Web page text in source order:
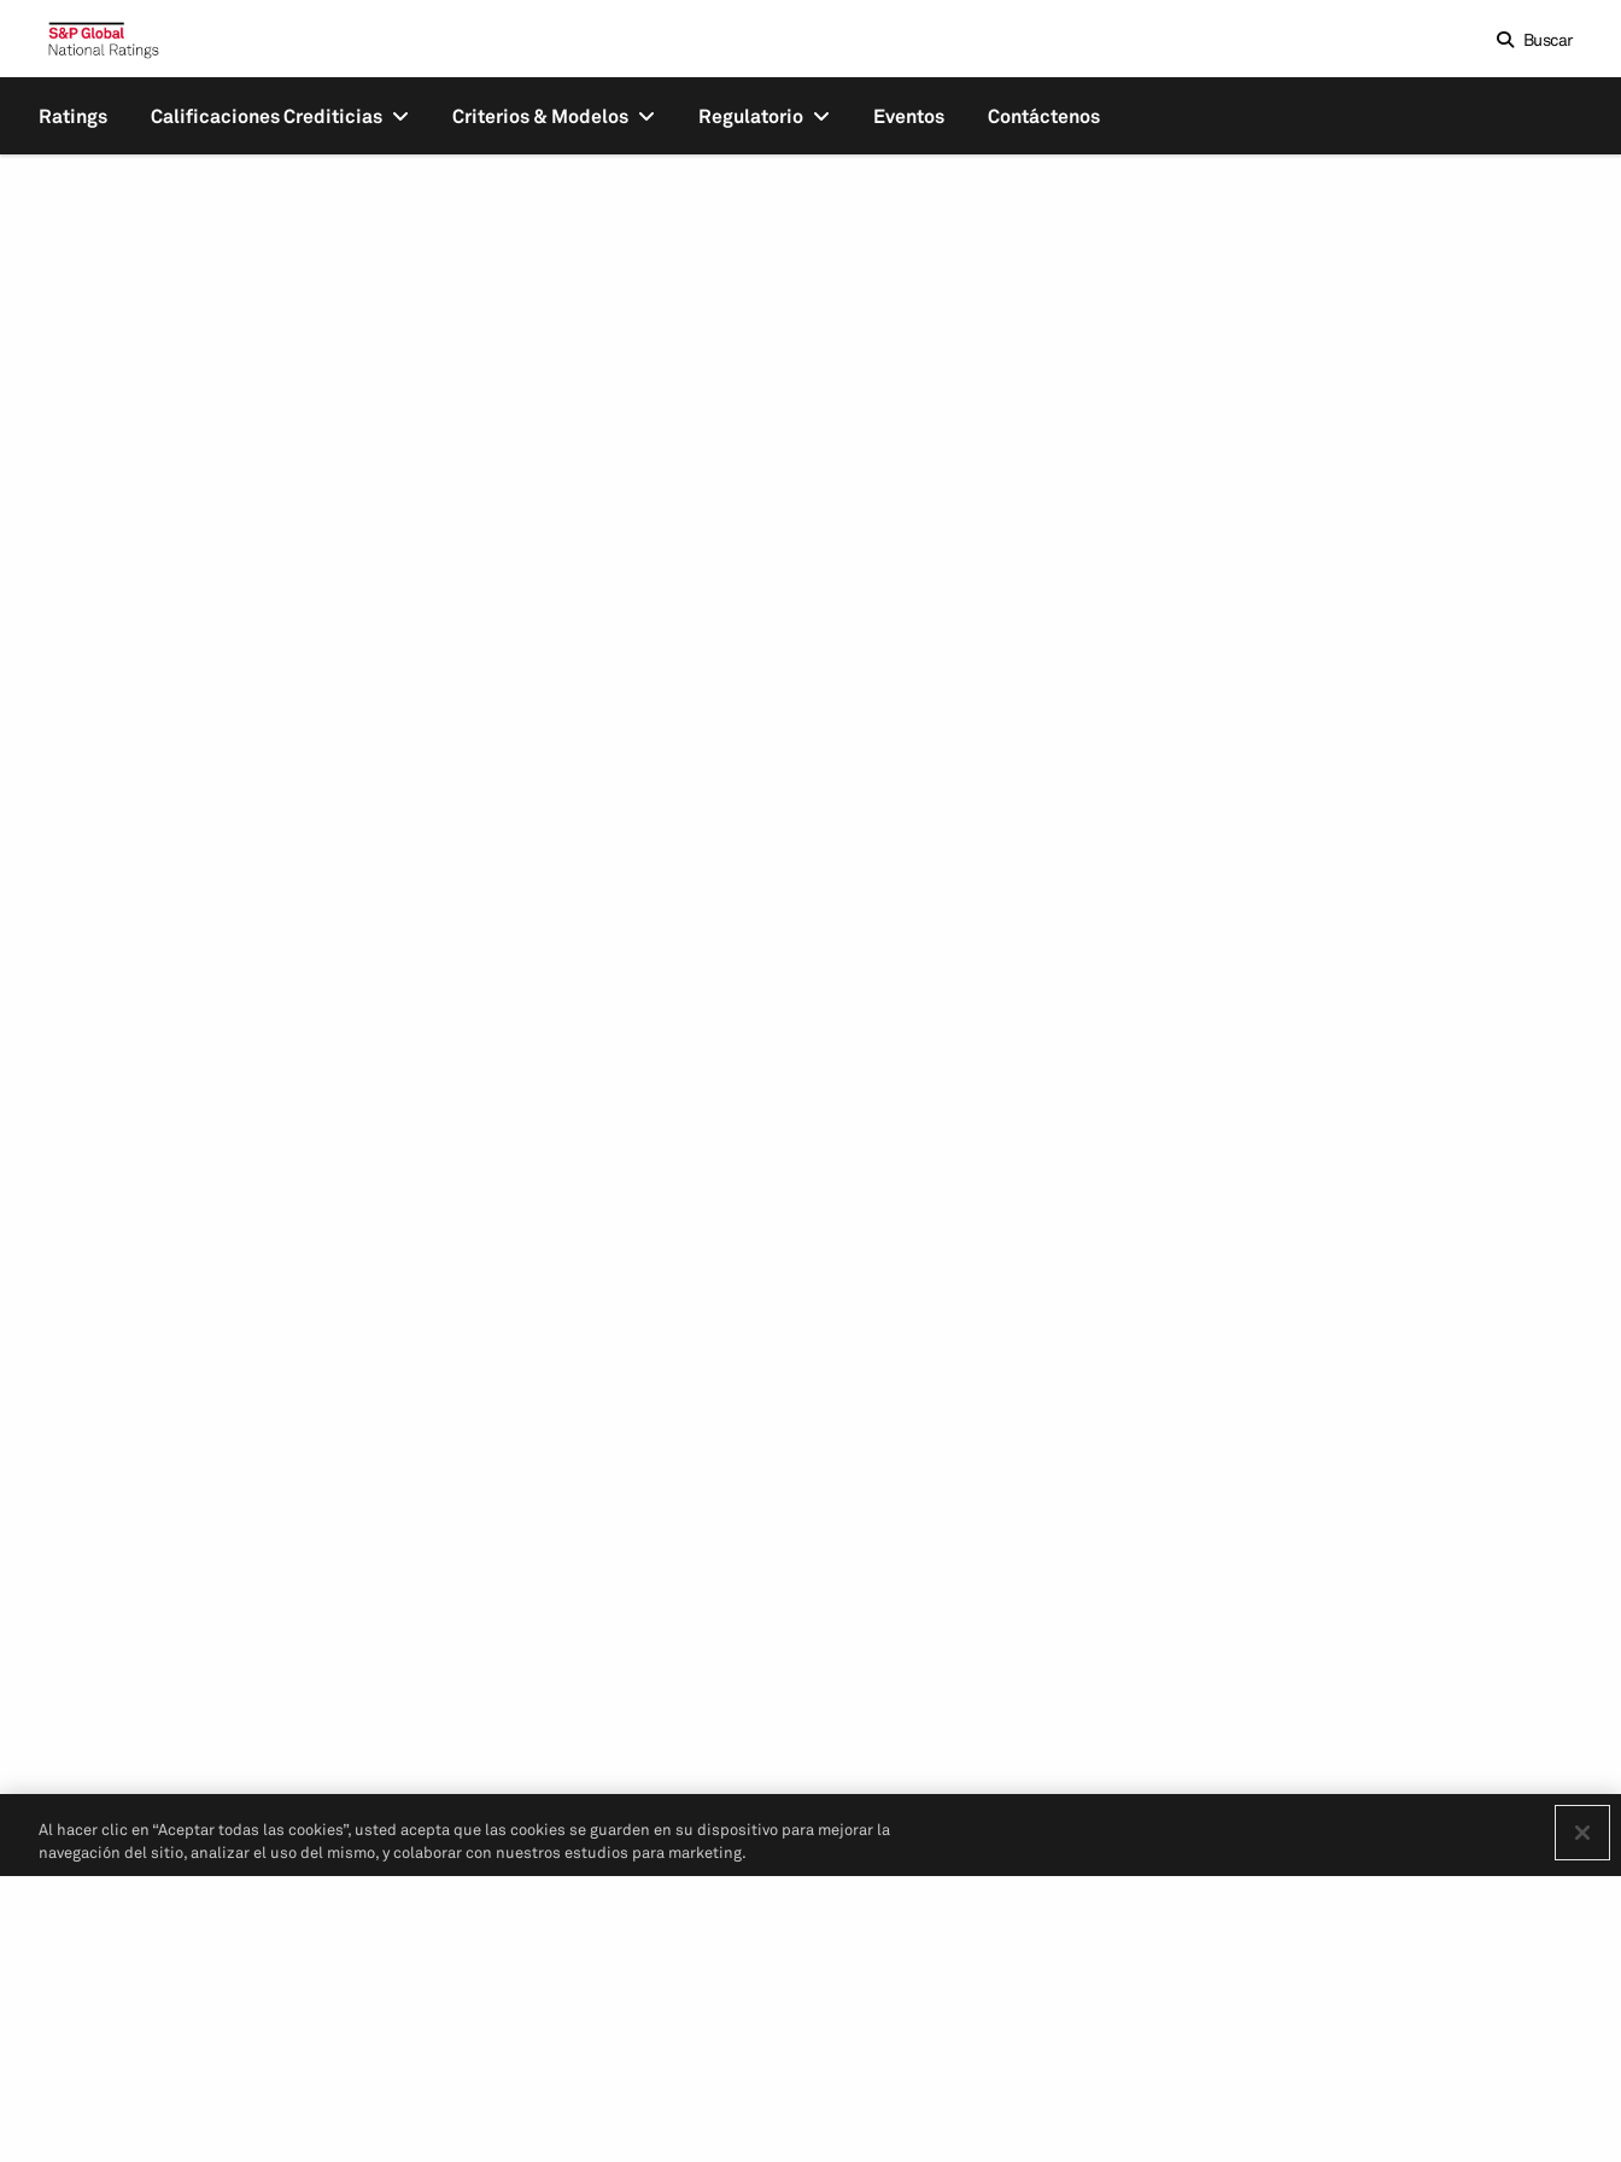
Buscar
Ratings Calificaciones Crediticias Criterios & Modelos Regulatorio Eventos Contáctenos
Al hacer clic en “Aceptar todas las cookies”, usted acepta que las cookies se guarden en su dispositivo para mejorar la
navegación del sitio, analizar el uso del mismo, y colaborar con nuestros estudios para marketing.